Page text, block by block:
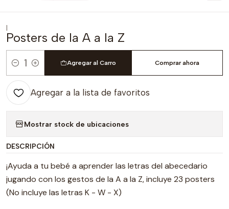
|
Posters de la A a la Z
Cantidad
Agregar al Carro Comprar ahora
Agregar a la lista de favoritos
Mostrar stock de ubicaciones
DESCRIPCIÓN
¡Ayuda a tu bebé a aprender las letras del abecedario
jugando con los gestos de la A a la Z, incluye 23 posters
(No incluye las letras K - W - X)